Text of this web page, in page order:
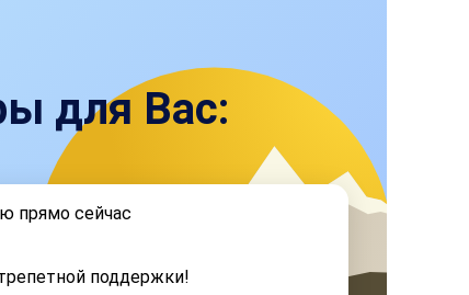
для Вас:
прямо сейчас
поддержки!